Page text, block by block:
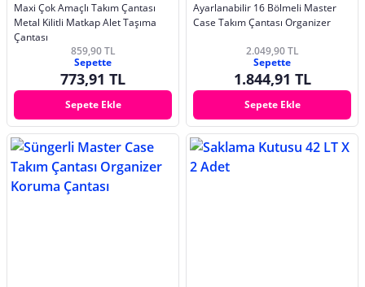
Maxi Çok Amaçlı Takım Çantası
Metal Kilitli Matkap Alet Taşıma
Çantası
859,90 TL
Sepette
773,91 TL
Sepete Ekle
Ayarlanabilir 16 Bölmeli Master
Case Takım Çantası Organizer
2.049,90 TL
Sepette
1.844,91 TL
Sepete Ekle